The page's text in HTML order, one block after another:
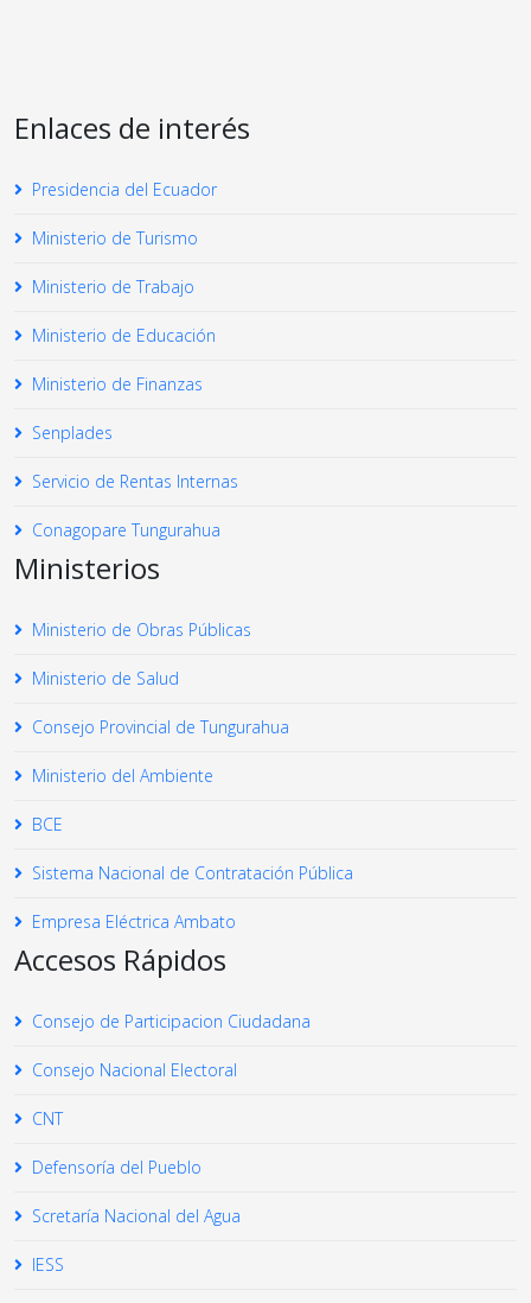
Enlaces de interés
Presidencia del Ecuador
Ministerio de Turismo
Ministerio de Trabajo
Ministerio de Educación
Ministerio de Finanzas
Senplades
Servicio de Rentas Internas
Conagopare Tungurahua
Ministerios
Ministerio de Obras Públicas
Ministerio de Salud
Consejo Provincial de Tungurahua
Ministerio del Ambiente
BCE
Sistema Nacional de Contratación Pública
Empresa Eléctrica Ambato
Accesos Rápidos
Consejo de Participacion Ciudadana
Consejo Nacional Electoral
CNT
Defensoría del Pueblo
Scretaría Nacional del Agua
IESS